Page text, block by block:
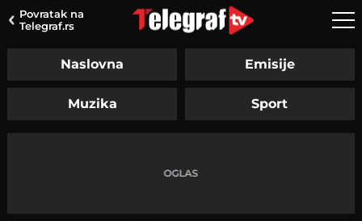
Povratak na
Telegraf.rs
Naslovna Emisije
Muzika Sport